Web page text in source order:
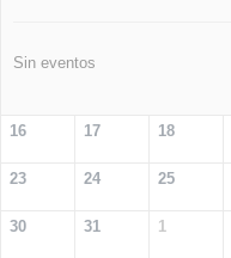
Sin eventos
16 17 18
23 24 25
30 31 1